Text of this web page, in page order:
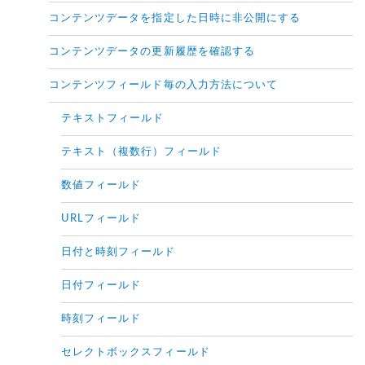
コンテンツデータを指定した日時に非公開にする
コンテンツデータの更新履歴を確認する
コンテンツフィールド毎の入力方法について
テキストフィールド
テキスト（複数行）フィールド
数値フィールド
URLフィールド
日付と時刻フィールド
日付フィールド
時刻フィールド
セレクトボックスフィールド